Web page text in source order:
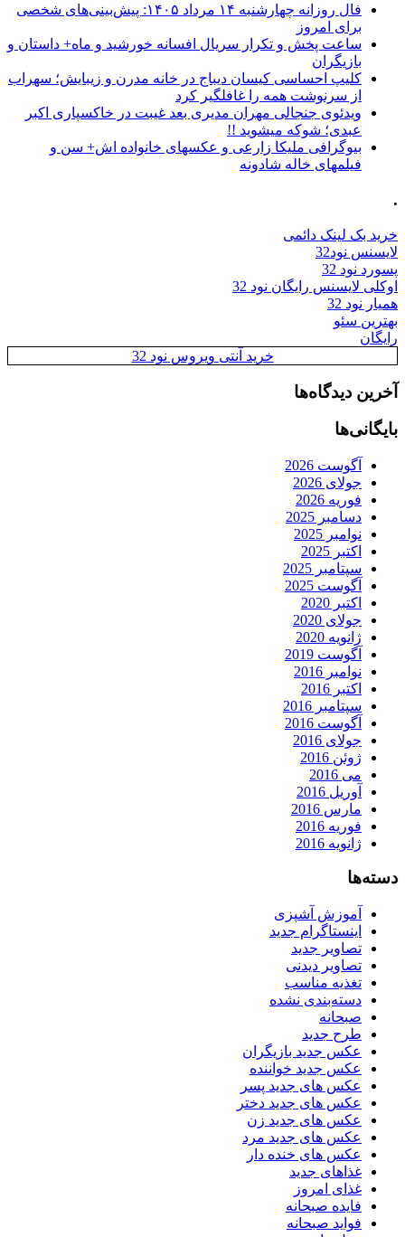
فال روزانه چهارشنبه ۱۴ مرداد ۱۴۰۵: پیش‌بینی‌های شخصی
برای امروز
ساعت پخش و تکرار سریال افسانه خورشید و ماه+ داستان و
بازیگران
کلیپ احساسی کیسان دیباج در خانه مدرن و زیبایش؛ سهراب
از سرنوشت همه را غافلگیر کرد
ویدئوی جنجالی مهران مدیری بعد غیبت در خاکسپاری اکبر
عبدی؛ شوکه میشوید !!
بیوگرافی ملیکا زارعی و عکسهای خانواده اش+ سن و
فیلمهای خاله شادونه
.
خرید بک لینک دائمی
لایسنس نود32
پسورد نود 32
اوکلی لایسنس رایگان نود 32
همیار نود 32
بهترین سئو
رایگان
خرید آنتی ویروس نود 32
آخرین دیدگاه‌ها
بایگانی‌ها
آگوست 2026
جولای 2026
فوریه 2026
دسامبر 2025
نوامبر 2025
اکتبر 2025
سپتامبر 2025
آگوست 2025
اکتبر 2020
جولای 2020
ژانویه 2020
آگوست 2019
نوامبر 2016
اکتبر 2016
سپتامبر 2016
آگوست 2016
جولای 2016
ژوئن 2016
می 2016
آوریل 2016
مارس 2016
فوریه 2016
ژانویه 2016
دسته‌ها
آموزش آشپزی
اینستاگرام جدید
تصاویر جدید
تصاویر دیدنی
تغذیه مناسب
دسته‌بندی نشده
صبحانه
طرح جدید
عکس جدید بازیگران
عکس جدید خواننده
عکس های جدید پسر
عکس های جدید دختر
عکس های جدید زن
عکس های جدید مرد
عکس های خنده دار
غذاهای جدید
غذای امروز
فایده صبحانه
فواید صبحانه